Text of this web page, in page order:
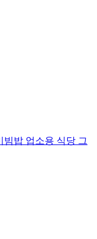
빔밥 업소용 식당 그